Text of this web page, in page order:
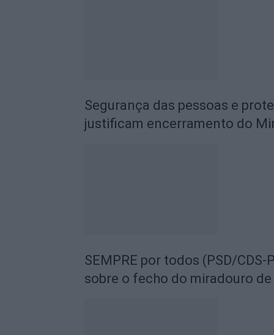
Segurança das pessoas e
justificam encerramento do
SEMPRE por todos (PSD/
sobre o fecho do miradouro de